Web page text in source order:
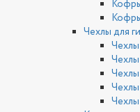
Чехлы для
Чехлы
Чехлы